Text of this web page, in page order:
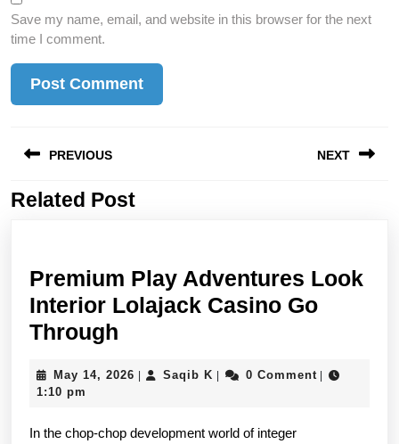
Save my name, email, and website in this browser for the next
time I comment.
navigation
PREVIOUS
Previous
NEXT
Related Post
Premium Play Adventures Look
Interior Lolajack Casino Go
Through
Adventures
Interior
May 14, 2026 May
Saqib K Saqib0 Comment
1:10 pm
In the chop-chop development world of integer